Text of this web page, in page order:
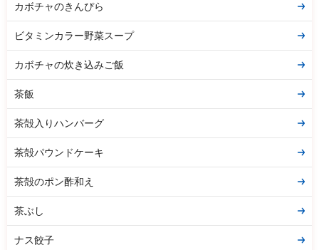
カボチャのきんぴら
ビタミンカラー野菜スープ
カボチャの炊き込みご飯
茶飯
茶殻入りハンバーグ
茶殻パウンドケーキ
茶殻のポン酢和え
茶ぶし
ナス餃子